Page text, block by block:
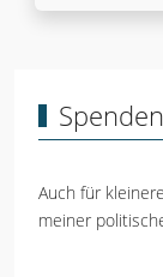
Spenden
Auch für
meiner